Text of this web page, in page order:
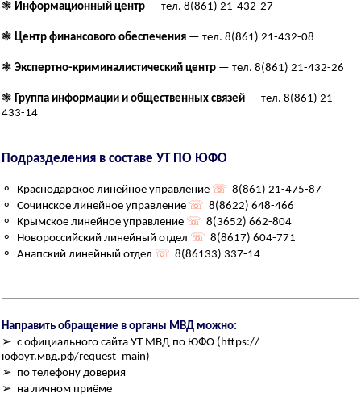
❃ Информационный центр — тел. 8(861) 21-432-27
❃ Центр финансового обеспечения — тел. 8(861) 21-432-08
❃ Экспертно-криминалистический центр — тел. 8(861) 21-432-26
❃ Группа информации и общественных связей — тел. 8(861) 21-
433-14
Подразделения в составе УТ ПО ЮФО
⚬ Краснодарское линейное управление ☏ 8(861) 21-475-87
⚬ Сочинское линейное управление ☏ 8(8622) 648-466
⚬ Крымское линейное управление ☏ 8(3652) 662-804
⚬ Новороссийский линейный отдел ☏ 8(8617) 604-771
⚬ Анапский линейный отдел ☏ 8(86133) 337-14
Направить обращение в органы МВД можно:
➢ с официального сайта УТ МВД по ЮФО (https://
юфоут.мвд.рф/request_main)
➢ по телефону доверия
➢ на личном приёме